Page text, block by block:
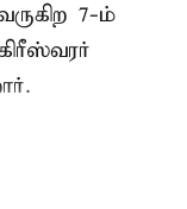
7-ம்